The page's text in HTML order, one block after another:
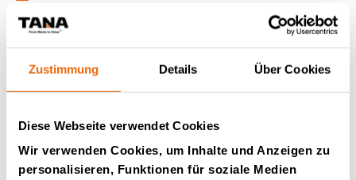
Zustimmung Details Über Cookies
Diese Webseite verwendet Cookies
Wir verwenden Cookies, um Inhalte und Anzeigen zu
personalisieren, Funktionen für soziale Medien
+43 664 962 5219